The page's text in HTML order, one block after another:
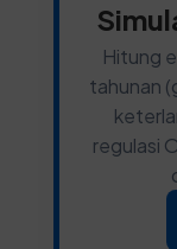
Hitung
tahunan
regulasi